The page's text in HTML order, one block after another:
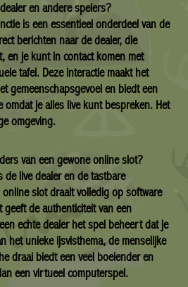
en andere spelers?
is een essentieel onderdeel van de
berichten naar de dealer, die
en je kunt in contact komen met
tafel. Deze interactie maakt het
gemeenschapsgevoel en biedt een
omdat je alles live kunt bespreken. Het
omgeving.
van een gewone online slot?
de live dealer en de tastbare
slot draait volledig op software
geeft de authenticiteit van een
echte dealer het spel beheert dat je
het unieke ijsvisthema, de menselijke
draai biedt een veel boeiender en
een virtueel computerspel.